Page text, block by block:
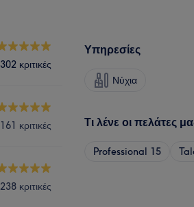
302 κριτικές
161 κριτικές
238 κριτικές
Υπηρεσίες
Νύχια
Τι λένε οι πελάτες
Professional 15